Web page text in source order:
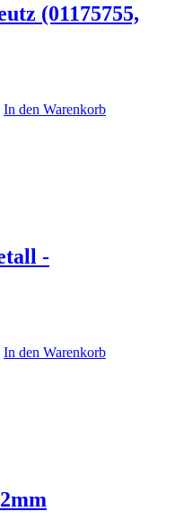
(01175755,
In den Warenkorb
-
In den Warenkorb